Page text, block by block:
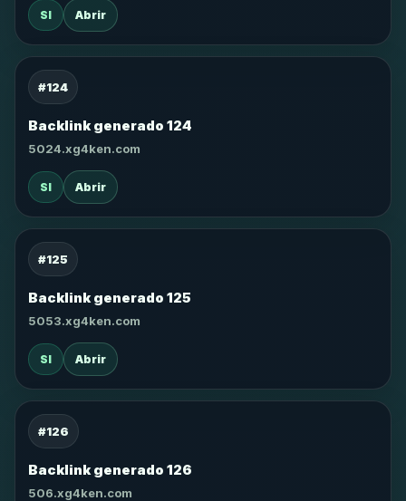
SI Abrir
#124
Backlink generado 124
5024.xg4ken.com
SI Abrir
#125
Backlink generado 125
5053.xg4ken.com
SI Abrir
#126
Backlink generado 126
506.xg4ken.com